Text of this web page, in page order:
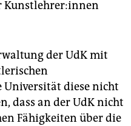
Kunst­leh­re­r:in­nen
der UdK mit
diese nicht
dass an der UdK nicht
Fähigkeiten über die